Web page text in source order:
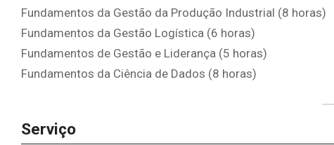
Fundamentos da Gestão da Produção Industrial (8 horas)
Fundamentos da Gestão Logística (6 horas)
Fundamentos de Gestão e Liderança (5 horas)
Fundamentos da Ciência de Dados (8 horas)
Serviço